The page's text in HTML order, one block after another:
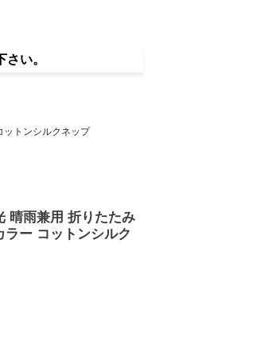
い。
ットンシルクネップ
晴雨兼用 折りたたみ
ラー コットンシルク